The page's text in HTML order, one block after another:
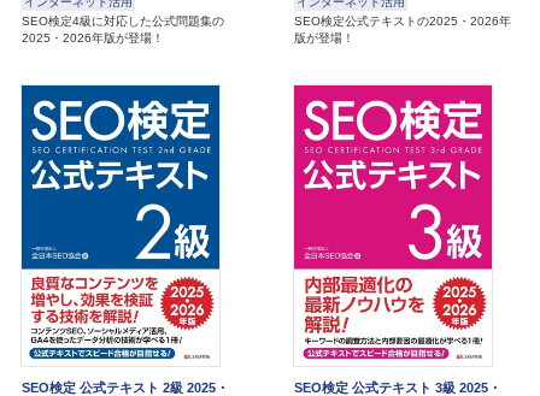
SEO検定4級に対応した公式問題集の
2025・2026年版が登場！
SEO検定公式テキストの2025・2026年
版が登場！
SEO検定 公式テキスト 2級 2025・
SEO検定 公式テキスト 3級 2025・